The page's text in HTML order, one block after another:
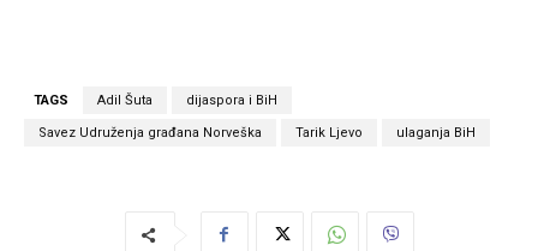
TAGS Adil Šuta dijaspora i BiH
Savez Udruženja građana Norveška Tarik Ljevo ulaganja BiH